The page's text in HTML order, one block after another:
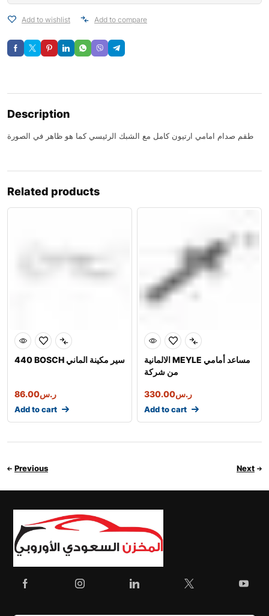
Add to wishlist Add to compare
Description
طقم صدام امامي ارتيون كامل مع الشبك الرئيسي كما هو ظاهر في الصورة
Related products
440 BOSCH سير مكينة الماني
ر.س86.00
Add to cart
الالمانية MEYLE مساعد أمامي
من شركة
ر.س330.00
Add to cart
Previous Next